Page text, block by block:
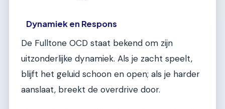
Dynamiek en Respons
De Fulltone OCD staat bekend om zijn
uitzonderlijke dynamiek. Als je zacht speelt,
blijft het geluid schoon en open; als je harder
aanslaat, breekt de overdrive door.